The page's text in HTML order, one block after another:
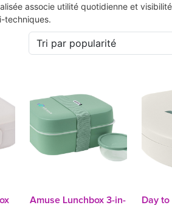
associe utilité quotidienne et
techniques.
Amuse Lunchbox 3-in-
Day